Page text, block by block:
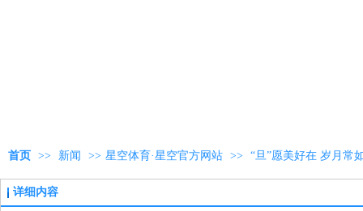
首页 >> 新闻 >> 星空体育·星空官方网站 >> “旦”愿美好在 岁月常
详细内容